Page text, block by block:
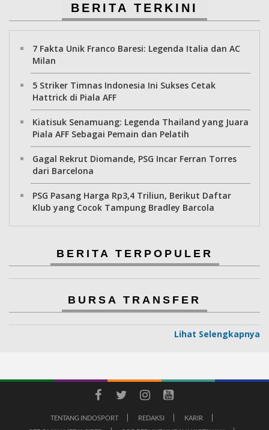
BERITA TERKINI
7 Fakta Unik Franco Baresi: Legenda Italia dan AC
Milan
5 Striker Timnas Indonesia Ini Sukses Cetak
Hattrick di Piala AFF
Kiatisuk Senamuang: Legenda Thailand yang Juara
Piala AFF Sebagai Pemain dan Pelatih
Gagal Rekrut Diomande, PSG Incar Ferran Torres
dari Barcelona
PSG Pasang Harga Rp3,4 Triliun, Berikut Daftar
Klub yang Cocok Tampung Bradley Barcola
BERITA TERPOPULER
BURSA TRANSFER
Lihat Selengkapnya
TENTANG INDOSPORT REDAKSI
KARIR